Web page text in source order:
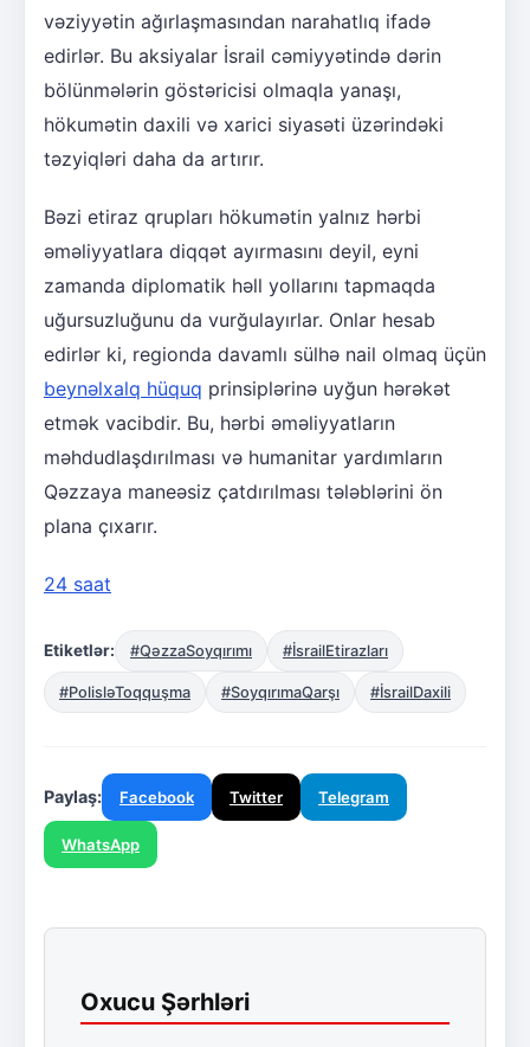
vəziyyətin ağırlaşmasından narahatlıq ifadə
edirlər. Bu aksiyalar İsrail cəmiyyətində dərin
bölünmələrin göstəricisi olmaqla yanaşı,
hökumətin daxili və xarici siyasəti üzərindəki
təzyiqləri daha da artırır.
Bəzi etiraz qrupları hökumətin yalnız hərbi
əməliyyatlara diqqət ayırmasını deyil, eyni
zamanda diplomatik həll yollarını tapmaqda
uğursuzluğunu da vurğulayırlar. Onlar hesab
edirlər ki, regionda davamlı sülhə nail olmaq üçün
beynəlxalq hüquq prinsiplərinə uyğun hərəkət
etmək vacibdir. Bu, hərbi əməliyyatların
məhdudlaşdırılması və humanitar yardımların
Qəzzaya maneəsiz çatdırılması tələblərini ön
plana çıxarır.
24 saat
Etiketlər: #QəzzaSoyqırımı #İsrailEtirazları
#PolisləToqquşma #SoyqırımaQarşı #İsrailDaxili
Paylaş: Facebook Twitter Telegram
WhatsApp
Oxucu Şərhləri